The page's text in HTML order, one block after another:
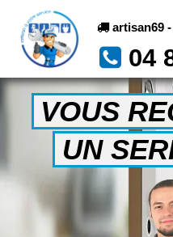
artisan69 -
04
VOUS
UN